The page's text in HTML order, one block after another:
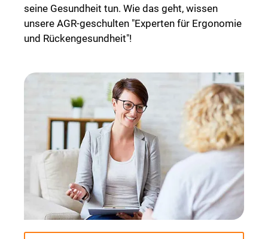
seine Gesundheit tun. Wie das geht, wissen
unsere AGR-geschulten "Experten für Ergonomie
und Rückengesundheit"!